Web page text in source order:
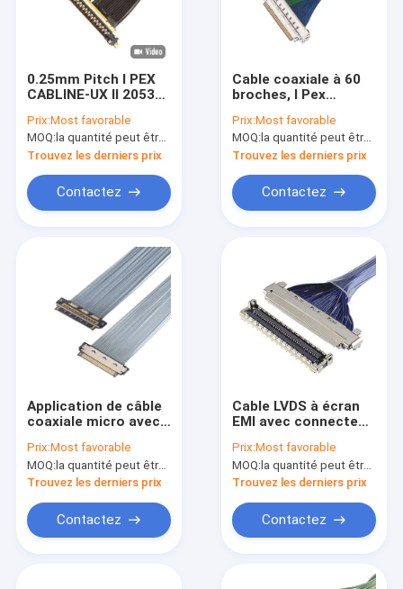
0.25mm Pitch I PEX
CABLINE-UX II 20531-
034T-02 IPEX 20531
série 30P câble micro
coaxiale
Prix:Most favorable
MOQ:la quantité peut être négociée
Trouvez les derniers prix
Contactez
Cable coaxiale à 60
broches, I Pex
LVDS avec 20788
060T 01
Prix:Most favorable
MOQ: la quantité peut être négociée
Trouvez les derniers prix
Contactez
Application de câble
coaxiale micro avec
mm de hauteur,
44AWG et 46AWG
Prix:Most favorable
MOQ:la quantité peut être négociée
Trouvez les derniers prix
Contactez
Cable LVDS à écran
EMI avec connecteur
écartement de 0,4
mm, avec 20788
20679 30-pin 40-pin
Prix:Most favorable
MOQ:la quantité peut être négociée
Trouvez les derniers prix
Contactez